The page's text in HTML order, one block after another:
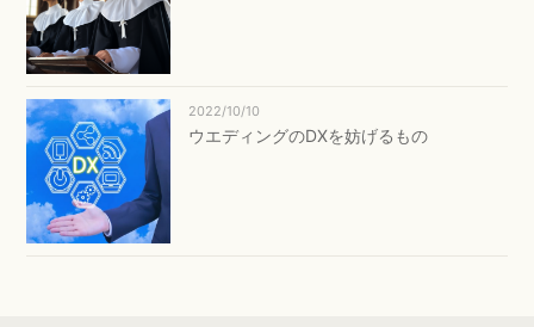
2022/10/10
ウエディングのDXを妨げるもの